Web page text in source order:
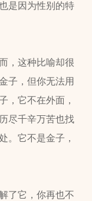
是因为性别的特
，这种比喻却很
子，但你无法用
，它不在外面，
尽千辛万苦也找
。它不是金子，
了它，你再也不